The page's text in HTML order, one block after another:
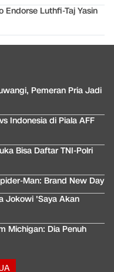
Endorse Luthfi-Taj Yasin
Pemeran Pria Jadi
Indonesia di Piala AFF
Bisa Daftar TNI-Polri
Man: Brand New Day
Jokowi 'Saya Akan
Michigan: Dia Penuh